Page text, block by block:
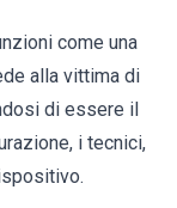
come una
alla vittima di
di essere il
i tecnici,